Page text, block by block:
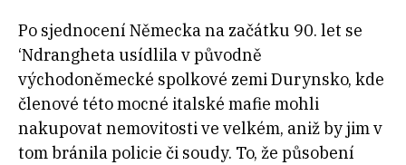
Po sjednocení Německa na začátku 90. let se
‘Ndrangheta usídlila v původně
východoněmecké spolkové zemi Durynsko, kde
členové této mocné italské mafie mohli
nakupovat nemovitosti ve velkém, aniž by jim v
tom bránila policie či soudy. To, že působení